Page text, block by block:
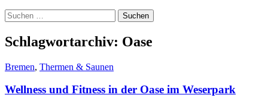
Suchen
nach:
Schlagwortarchiv: Oase
Bremen, Thermen & Saunen
Wellness und Fitness in der Oase im Weserpark